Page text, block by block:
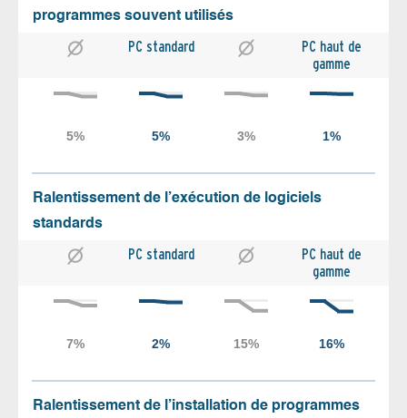
programmes souvent utilisés
PC standard
PC haut de
gamme
Ralentissement de l’exécution de logiciels
standards
PC standard
PC haut de
gamme
Ralentissement de l’installation de programmes